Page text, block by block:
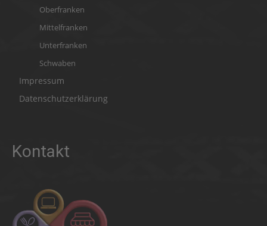
Oberfranken
Mittelfranken
Unterfranken
Schwaben
Impressum
Datenschutzerklärung
Kontakt